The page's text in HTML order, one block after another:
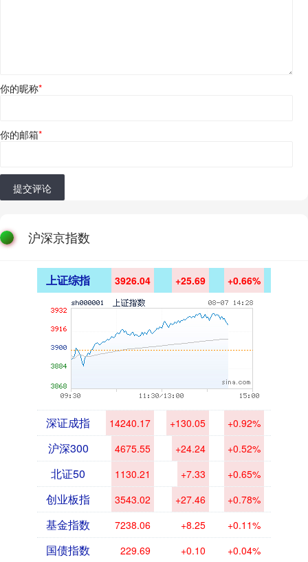
你的昵称*
你的邮箱*
提交评论
沪深京指数
上证综指 3926.04 +25.69 +0.66%
深证成指 14240.17 +130.05 +0.92%
沪深300 4675.55 +24.24 +0.52%
北证50 1130.21 +7.33 +0.65%
创业板指 3543.02 +27.46 +0.78%
基金指数 7238.06 +8.25 +0.11%
国债指数 229.69 +0.10 +0.04%